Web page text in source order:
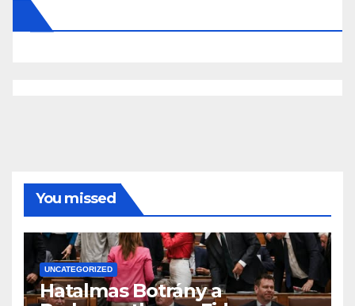
You missed
UNCATEGORIZED
Hatalmas Botrány a